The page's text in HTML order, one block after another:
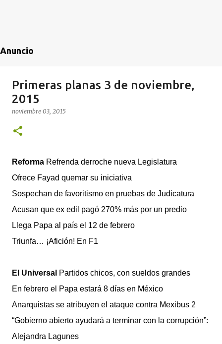
Anuncio
Primeras planas 3 de noviembre,
2015
noviembre 03, 2015
Reforma Refrenda derroche nueva Legislatura
Ofrece Fayad quemar su iniciativa
Sospechan de favoritismo en pruebas de Judicatura
Acusan que ex edil pagó 270% más por un predio
Llega Papa al país el 12 de febrero
Triunfa… ¡Afición! En F1
El Universal Partidos chicos, con sueldos grandes
En febrero el Papa estará 8 días en México
Anarquistas se atribuyen el ataque contra Mexibus 2
“Gobierno abierto ayudará a terminar con la corrupción”:
Alejandra Lagunes